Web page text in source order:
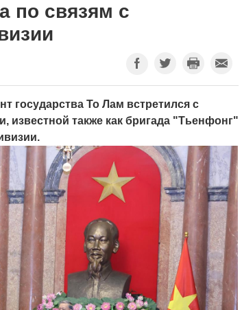
по связям с
государства То Лам встретился с
известной также как бригада "Тьенфонг"